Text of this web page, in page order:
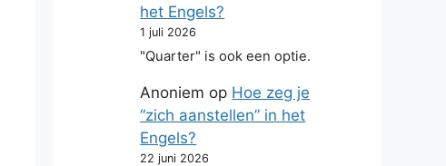
het Engels?
1 juli 2026
"Quarter" is ook een optie.
Anoniem op Hoe zeg je
“zich aanstellen” in het
Engels?
22 juni 2026